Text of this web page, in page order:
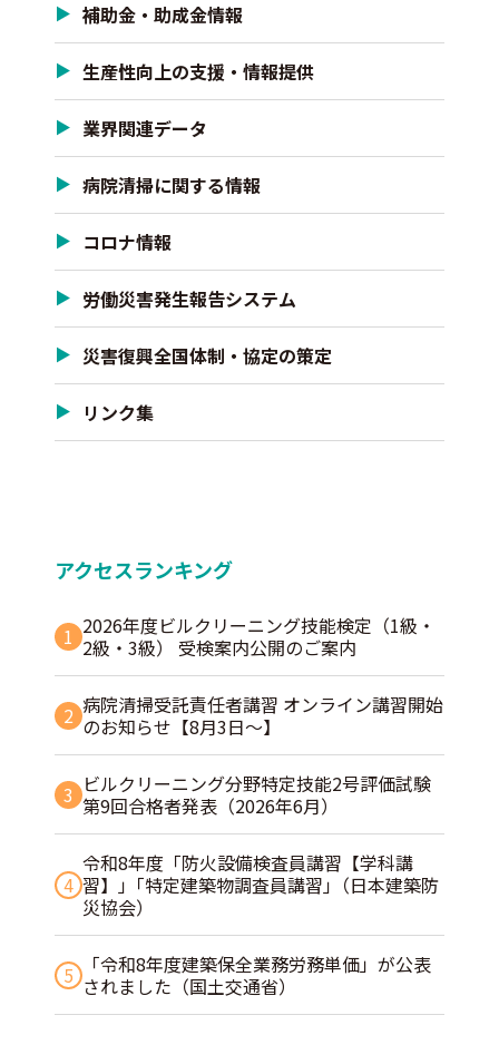
補助金・助成金情報
生産性向上の支援・情報提供
業界関連データ
病院清掃に関する情報
コロナ情報
労働災害発生報告システム
災害復興全国体制・協定の策定
リンク集
アクセスランキング
1 2026年度ビルクリーニング技能検定（1級・
2級・3級） 受検案内公開のご案内
2 病院清掃受託責任者講習 オンライン講習開始
のお知らせ【8月3日～】
3 ビルクリーニング分野特定技能2号評価試験
第9回合格者発表（2026年6月）
4
令和8年度「防火設備検査員講習【学科講
習】」｢特定建築物調査員講習｣（日本建築防
災協会）
5
「令和8年度建築保全業務労務単価」が公表
されました（国土交通省）